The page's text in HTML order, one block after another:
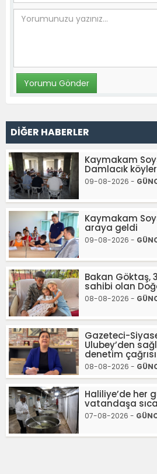
DİĞER HABERLER
Kaymakam
Damlacık
09-08-2026 -
Kaymakam
araya geldi
09-08-2026 -
Bakan Göktaş,
sahibi olan
08-08-2026 -
Gazeteci-
Ulubey’den
denetim çağrısı
08-08-2026 -
Haliliye’de her
vatandaşa
07-08-2026 -